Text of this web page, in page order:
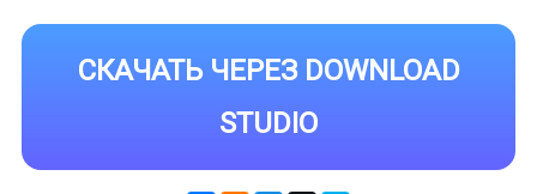
СКАЧАТЬ ЧЕРЕЗ DOWNLOAD
STUDIO